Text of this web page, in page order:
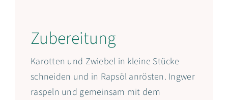
Zubereitung
Karotten und Zwiebel in kleine Stücke
schneiden und in Rapsöl anrösten. Ingwer
raspeln und gemeinsam mit dem